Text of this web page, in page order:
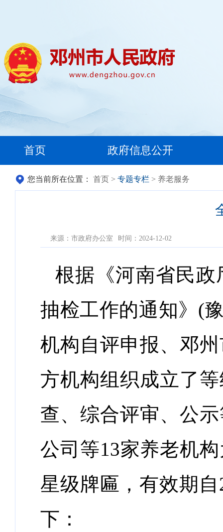
首页 政府信息公开
您当前所在位置： 首页 > 专题专栏 > 养老服务
来源：市政府办公室 时间：2024-12-02
根据《河南省民政
抽检工作的通知》(
机构自评申报、 邓
方机构组织成立了
查、综合评审、公
公司等13家养老机
星级牌匾，有效期自
下：